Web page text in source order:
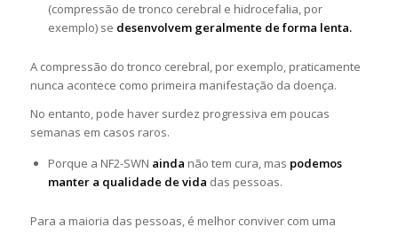
(compressão de tronco cerebral e hidrocefalia, por
exemplo) se desenvolvem geralmente de forma lenta.
A compressão do tronco cerebral, por exemplo, praticamente
nunca acontece como primeira manifestação da doença.
No entanto, pode haver surdez progressiva em poucas
semanas em casos raros.
Porque a NF2-SWN ainda não tem cura, mas podemos
manter a qualidade de vida das pessoas.
Para a maioria das pessoas, é melhor conviver com uma